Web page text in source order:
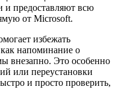
предоставляют всю
от Microsoft.
избежать
напоминание о
внезапно. Это особенно
или переустановки
и просто проверить,